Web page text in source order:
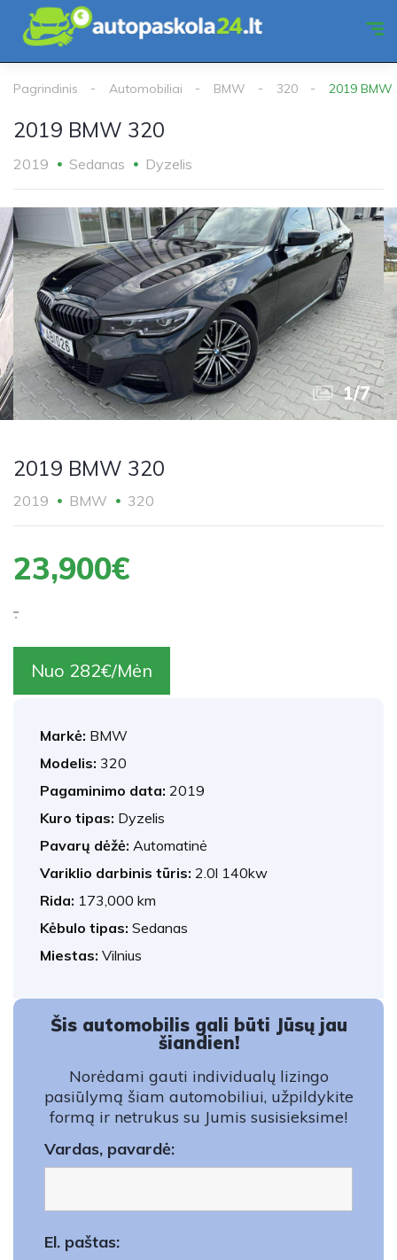
Pagrindinis Automobiliai BMW 320 2019 BMW
2019 BMW 320
2019 Sedanas Dyzelis
1/7
2019 BMW 320
2019 BMW 320
23,900€
.
Nuo 282€/Mėn
Markė: BMW
Modelis: 320
Pagaminimo data: 2019
Kuro tipas: Dyzelis
Pavarų dėžė: Automatinė
Variklio darbinis tūris: 2.0l 140kw
Rida: 173,000 km
Kėbulo tipas: Sedanas
Miestas: Vilnius
Šis automobilis gali būti Jūsų jau
šiandien!
Norėdami gauti individualų lizingo
pasiūlymą šiam automobiliui, užpildykite
formą ir netrukus su Jumis susisieksime!
Vardas, pavardė:
El. paštas: